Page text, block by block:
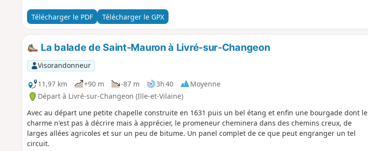
Télécharger le PDF Télécharger le GPX
La balade de Saint-Mauron à Livré-sur-Changeon
Visorandonneur
11,97 km
+90 m -87 m 3h 40
Moyenne
Départ à Livré-sur-Changeon (Ille-et-Vilaine)
Avec au départ une petite chapelle construite en 1631 puis un bel étang et enfin une bourgade dont le
charme n'est pas à décrire mais à apprécier, le promeneur cheminera dans des chemins creux, de
larges allées agricoles et sur un peu de bitume. Un panel complet de ce que peut engranger un tel
circuit.